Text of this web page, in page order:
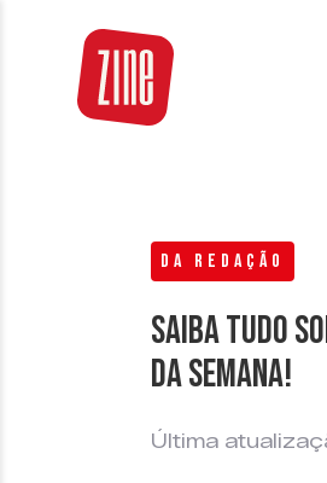
DA REDAÇÃO
Saiba tudo
da semana!
Última